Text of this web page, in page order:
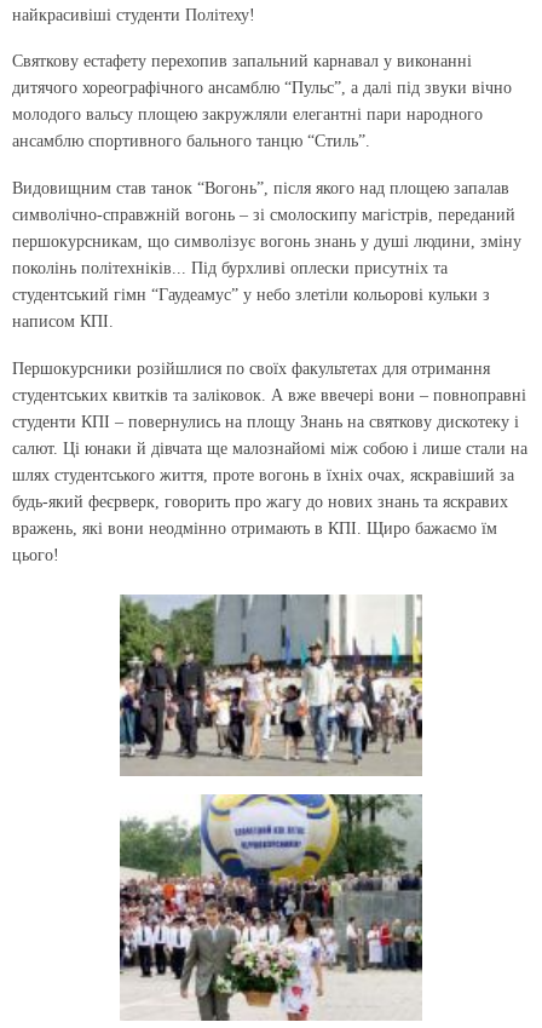
найкрасивіші студенти Політеху!
Святкову естафету перехопив запальний карнавал у виконанні
дитячого хореографічного ансамблю “Пульс”, а далі під звуки вічно
молодого вальсу площею закружляли елегантні пари народного
ансамблю спортивного бального танцю “Стиль”.
Видовищним став танок “Вогонь”, після якого над площею запалав
символічно-справжній вогонь – зі смолоскипу магістрів, переданий
першокурсникам, що символізує вогонь знань у душі людини, зміну
поколінь політехніків... Під бурхливі оплески присутніх та
студентський гімн “Гаудеамус” у небо злетіли кольорові кульки з
написом КПІ.
Першокурсники розійшлися по своїх факультетах для отримання
студентських квитків та заліковок. А вже ввечері вони – повноправні
студенти КПІ – повернулись на площу Знань на святкову дискотеку і
салют. Ці юнаки й дівчата ще малознайомі між собою і лише стали на
шлях студентського життя, проте вогонь в їхніх очах, яскравіший за
будь-який феєрверк, говорить про жагу до нових знань та яскравих
вражень, які вони неодмінно отримають в КПІ. Щиро бажаємо їм
цього!